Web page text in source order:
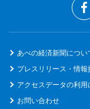
あべの経済新聞につい
プレスリリース・情報
アクセスデータの利用
お問い合わせ